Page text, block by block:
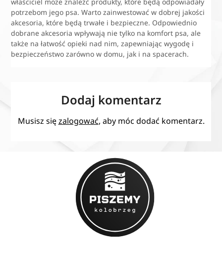
potrzebom jego psa. Warto zainwestować w dobrej jakości
akcesoria, które będą trwałe i bezpieczne. Odpowiednio
dobrane akcesoria wpływają nie tylko na komfort psa, ale
także na łatwość opieki nad nim, zapewniając wygodę i
bezpieczeństwo zarówno w domu, jak i na spacerach.
Dodaj komentarz
Musisz sięzalogować, aby móc dodać komentarz.